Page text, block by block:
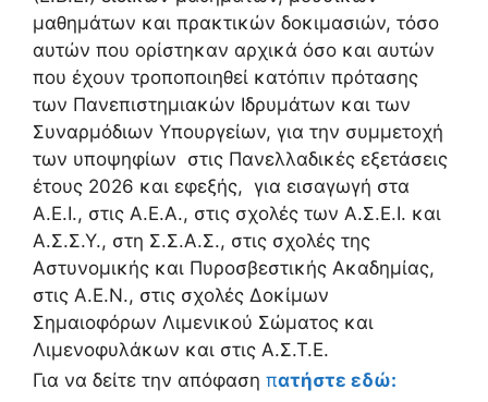
μαθημάτων και πρακτικών δοκιμασιών, τόσο
αυτών που ορίστηκαν αρχικά όσο και αυτών
που έχουν τροποποιηθεί κατόπιν πρότασης
των Πανεπιστημιακών Ιδρυμάτων και των
Συναρμόδιων Υπουργείων, για την συμμετοχή
των υποψηφίων στις Πανελλαδικές εξετάσεις
έτους 2026 και εφεξής, για εισαγωγή στα
Α.Ε.Ι., στις Α.Ε.Α., στις σχολές των Α.Σ.Ε.Ι. και
Α.Σ.Σ.Υ., στη Σ.Σ.Α.Σ., στις σχολές της
Αστυνομικής και Πυροσβεστικής Ακαδημίας,
στις Α.Ε.Ν., στις σχολές Δοκίμων
Σημαιοφόρων Λιμενικού Σώματος και
Λιμενοφυλάκων και στις Α.Σ.Τ.Ε.
Για να δείτε την απόφαση πατήστε εδώ: